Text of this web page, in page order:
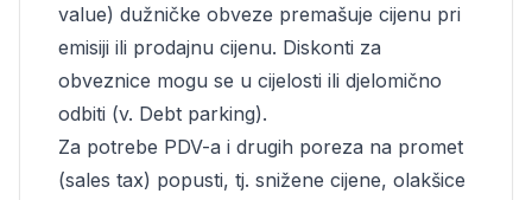
value) dužničke obveze premašuje cijenu pri
emisiji ili prodajnu cijenu. Diskonti za
obveznice mogu se u cijelosti ili djelomično
odbiti (v. Debt parking).
Za potrebe PDV-a i drugih poreza na promet
(sales tax) popusti, tj. snižene cijene, olakšice